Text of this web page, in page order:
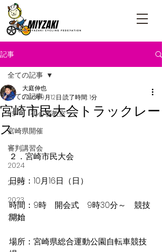
記事
全ての記事
R5 初心者教室
宮崎県開催
審判講習会
2024
2025
2023
2026
全ての記事
宮崎市民大会トラックレー
ス
大庭伸也
2016年9月12日 読了時間: 1分
２．宮崎市民大会
日時：10月16日（日）
時間：9時　開会式　9時30分～　競技
開始
場所：宮崎県総合運動公園自転車競技